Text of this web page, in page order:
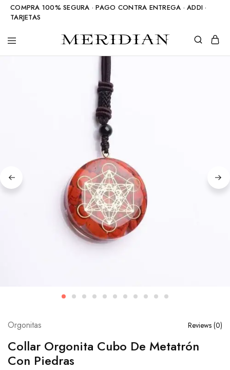
COMPRA 100% SEGURA · PAGO CONTRA ENTREGA · ADDI ·
TARJETAS
Meridian
Accesorios
Orgonitas Reviews (0)
Collar Orgonita Cubo De Metatrón
Con Piedras